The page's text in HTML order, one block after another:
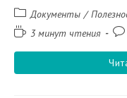
Рубрика
записи:
Документы /
Время3 минут чтения